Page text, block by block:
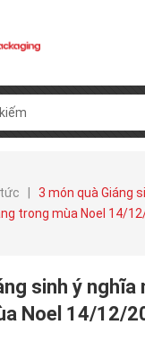
3 món quà Giáng
trong mùa Noel 14/
sinh ý nghĩa
Noel 14/12/